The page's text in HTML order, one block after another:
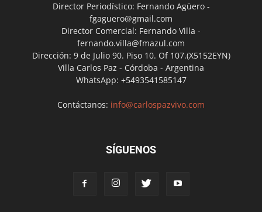
Director Periodístico: Fernando Agüero -
fgaguero@gmail.com
Director Comercial: Fernando Villa -
fernando.villa@fmazul.com
Dirección: 9 de Julio 90. Piso 10. Of 107.(X5152EYN)
Villa Carlos Paz - Córdoba - Argentina
WhatsApp: +5493541585147
Contáctanos: info@carlospazvivo.com
SÍGUENOS